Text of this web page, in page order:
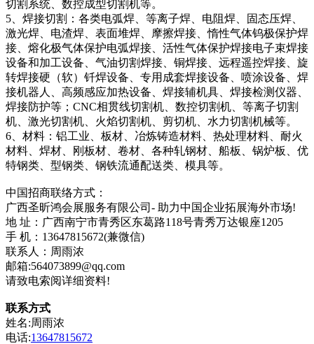
切割系统、数控成型切割机等。
5、焊接切割：各类电弧焊、等离子焊、电阻焊、固态压焊、
激光焊、电渣焊、表面堆焊、摩擦焊接、惰性气体钨极保护焊
接、熔化极气体保护电弧焊接、活性气体保护焊接电子束焊接
设备和加工设备、气油切割焊接、铜焊接、远程遥控焊接、旋
转焊接硬（软）钎焊设备、专用成套焊接设备、喷涂设备、焊
接机器人、高频感应加热设备、焊接辅机具、焊接检测仪器、
焊接防护等；CNC相贯线切割机、数控切割机、等离子切割
机、激光切割机、火焰切割机、剪切机、水力切割机械等。
6、材料：铝工业、板材、冶炼铸造材料、热处理材料、耐火
材料、焊材、刚板材、卷材、各种轧钢材、船板、锅炉板、优
特钢类、型钢类、钢铁流通配送类、模具等。
中国招商联络方式：
广西圣昕鸿会展服务有限公司- 助力中国企业拓展海外市场!
地 址：广西南宁市青秀区东葛路118号青秀万达银座1205
手 机：13647815672(兼微信)
联系人：周雨浓
邮箱:564073899@qq.com
请致电索阅详细资料!
联系方式
姓名:周雨浓
电话:13647815672